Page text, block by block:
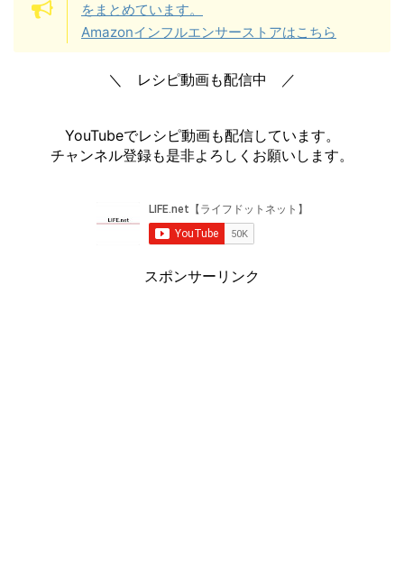
をまとめています。
Amazonインフルエンサーストアはこちら
＼ レシピ動画も配信中 ／
YouTubeでレシピ動画も配信しています。
チャンネル登録も是非よろしくお願いします。
スポンサーリンク